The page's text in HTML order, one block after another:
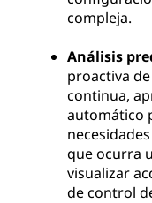
compleja.
Análisis
proactiva
continua,
automático
que ocurra
visualizar
de control